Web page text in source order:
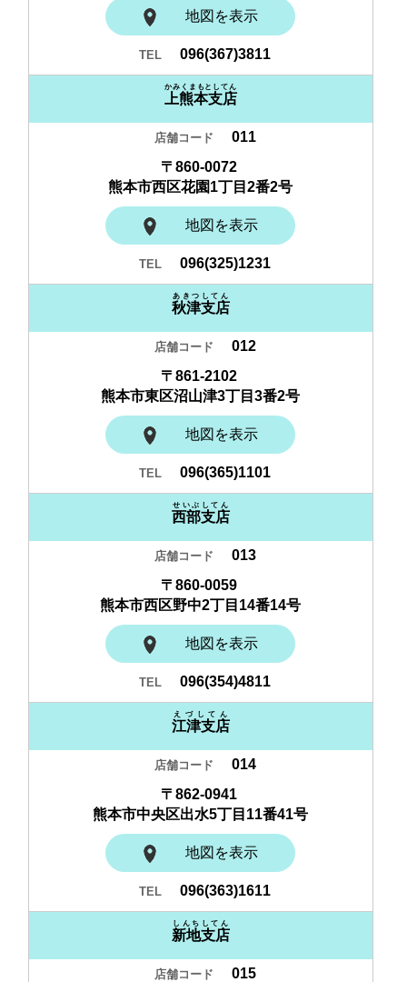
地図を表示
096(367)3811
上熊本支店
かみくまもとしてん
011
〒860-0072
熊本市西区花園1丁目2番2号
地図を表示
096(325)1231
秋津支店
あきつしてん
012
〒861-2102
熊本市東区沼山津3丁目3番2号
地図を表示
096(365)1101
西部支店
せいぶしてん
013
〒860-0059
熊本市西区野中2丁目14番14号
地図を表示
096(354)4811
江津支店
えづしてん
014
〒862-0941
熊本市中央区出水5丁目11番41号
地図を表示
096(363)1611
新地支店
しんちしてん
015